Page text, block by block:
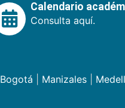
Calendario
Consulta aquí.
Bogotá Manizales|